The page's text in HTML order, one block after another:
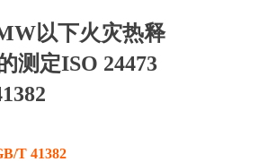
以下火灾热释
测定ISO 24473
T 41382